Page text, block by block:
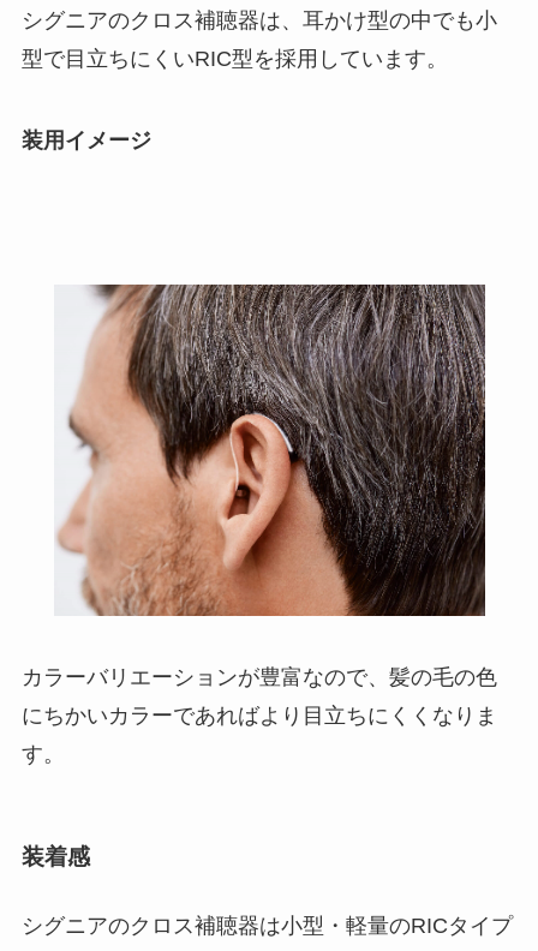
シグニアのクロス補聴器は、耳かけ型の中でも小
型で目立ちにくいRIC型を採用しています。
装用イメージ
カラーバリエーションが豊富なので、髪の毛の色
にちかいカラーであればより目立ちにくくなりま
す。
装着感
シグニアのクロス補聴器は小型・軽量のRICタイプ